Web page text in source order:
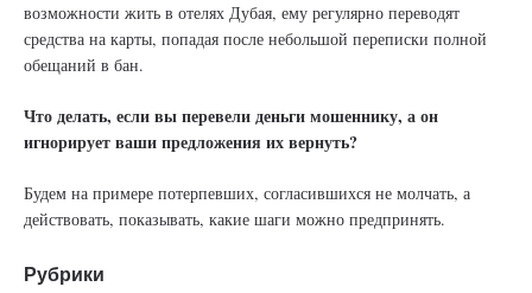
возможности жить в отелях Дубая, ему регулярно переводят
средства на карты, попадая после небольшой переписки полной
обещаний в бан.
Что делать, если вы перевели деньги мошеннику, а он
игнорирует ваши предложения их вернуть?
Будем на примере потерпевших, согласившихся не молчать, а
действовать, показывать, какие шаги можно предпринять.
Рубрики